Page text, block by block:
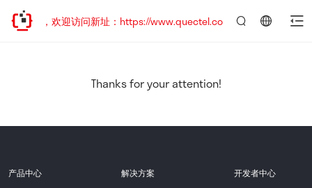
已迁移，欢迎访问新址：https://www.quectel.com.cn
Thanks for your attention!
产品中心 解决方案 开发者中心